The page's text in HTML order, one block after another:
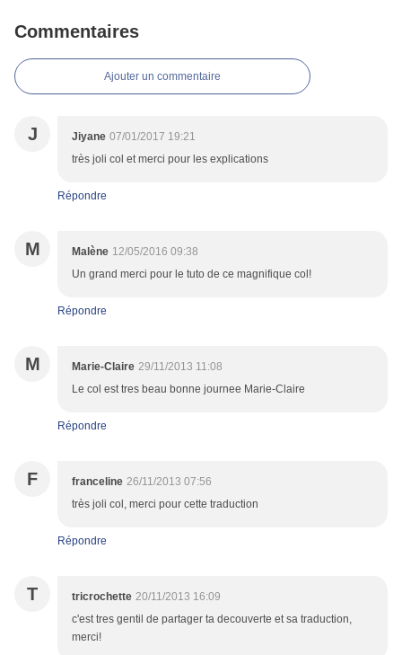
Commentaires
Ajouter un commentaire
J Jiyane 07/01/2017 19:21
très joli col et merci pour les explications
Répondre
M Malène 12/05/2016 09:38
Un grand merci pour le tuto de ce magnifique col!
Répondre
M Marie-Claire 29/11/2013 11:08
Le col est tres beau bonne journee Marie-Claire
Répondre
F franceline 26/11/2013 07:56
très joli col, merci pour cette traduction
Répondre
T tricrochette 20/11/2013 16:09
c'est tres gentil de partager ta decouverte et sa traduction,
merci!